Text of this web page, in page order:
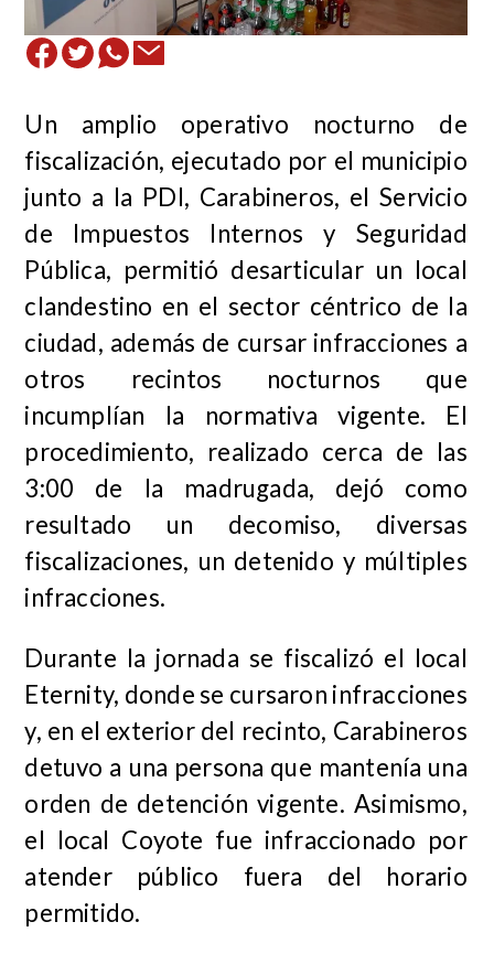
Un amplio operativo nocturno de
fiscalización, ejecutado por el municipio
junto a la PDI, Carabineros, el Servicio
de Impuestos Internos y Seguridad
Pública, permitió desarticular un local
clandestino en el sector céntrico de la
ciudad, además de cursar infracciones a
otros recintos nocturnos que
incumplían la normativa vigente. El
procedimiento, realizado cerca de las
3:00 de la madrugada, dejó como
resultado un decomiso, diversas
fiscalizaciones, un detenido y múltiples
infracciones.
Durante la jornada se fiscalizó el local
Eternity, donde se cursaron infracciones
y, en el exterior del recinto, Carabineros
detuvo a una persona que mantenía una
orden de detención vigente. Asimismo,
el local Coyote fue infraccionado por
atender público fuera del horario
permitido.